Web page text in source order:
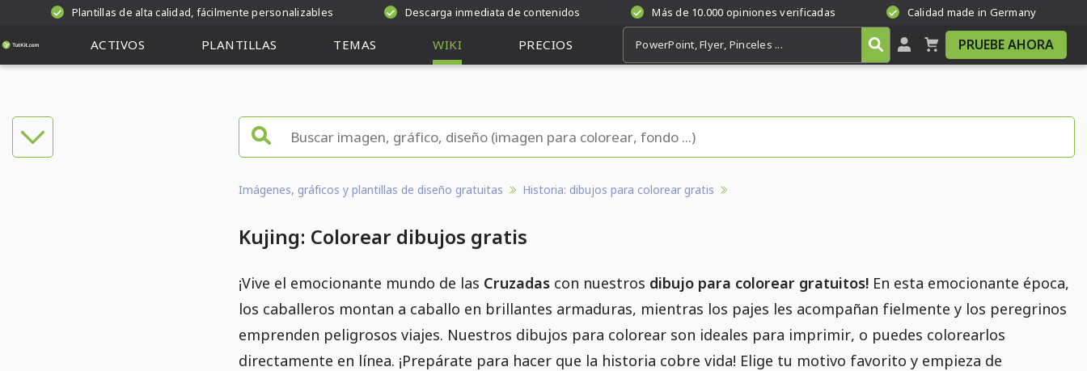
Plantillas de alta calidad, fácilmente personalizables Descarga inmediata de contenidos Más de 10.000 opiniones verificadas Calidad made in Germany
ACTIVOS PLANTILLAS TEMAS WIKI PRECIOS PRUEBE AHORA
Imágenes, gráficos y plantillas de diseño gratuitas Historia: dibujos para colorear gratis
Kujing: Colorear dibujos gratis
¡Vive el emocionante mundo de las Cruzadas con nuestros dibujo para colorear gratuitos! En esta emocionante época,
los caballeros montan a caballo en brillantes armaduras, mientras los pajes les acompañan fielmente y los peregrinos
emprenden peligrosos viajes. Nuestros dibujos para colorear son ideales para imprimir, o puedes colorearlos
directamente en línea. ¡Prepárate para hacer que la historia cobre vida! Elige tu motivo favorito y empieza de